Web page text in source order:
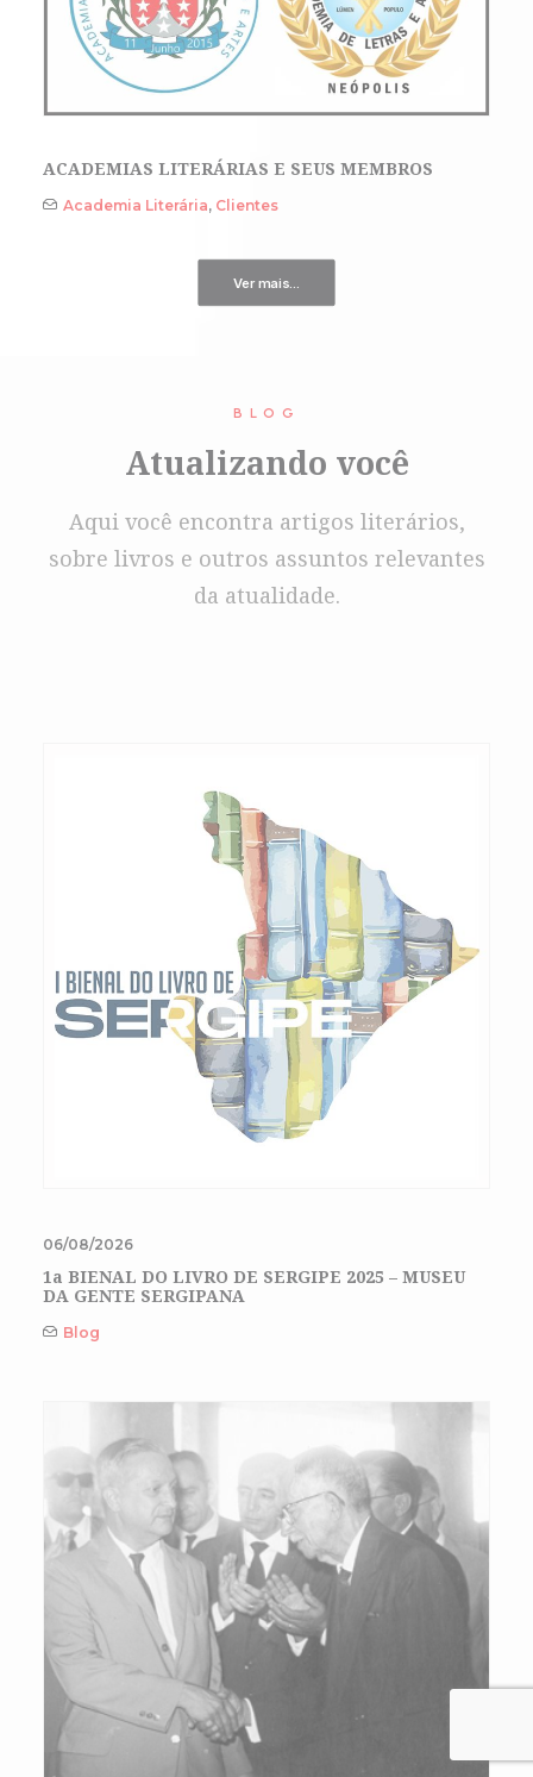
ACADEMIAS LITERÁRIAS E SEUS MEMBROS
Academia Literária, Clientes
Ver mais...
BLOG
Atualizando você
Aqui você encontra artigos literários,
sobre livros e outros assuntos relevantes
da atualidade.
06/08/2026
1a BIENAL DO LIVRO DE SERGIPE 2025 – MUSEU
DA GENTE SERGIPANA
Blog